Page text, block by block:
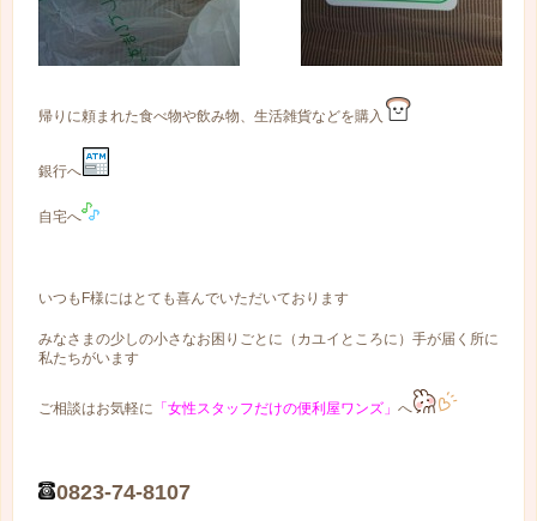
帰りに頼まれた食べ物や飲み物、生活雑貨などを購入
銀行へ
自宅へ
いつもF様にはとても喜んでいただいております
みなさまの少しの小さなお困りごとに（カユイところに）手が届く所に
私たちがいます
ご相談はお気軽に 「女性スタッフだけの便利屋ワンズ」へ
0823-74-8107